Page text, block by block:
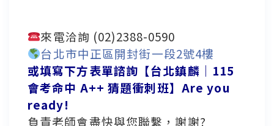
來電洽詢 (02)2388-0590
台北市中正區開封街一段2號4樓
或填寫下方表單諮詢【台北鎮麟｜115
會考命中 A++ 猜題衝刺班】Are you
ready!
負責老師會盡快與您聯繫，謝謝?